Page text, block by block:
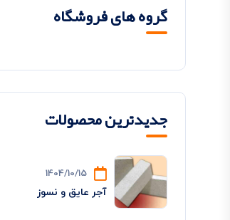
گروه های فروشگاه
جدیدترین محصولات
1404/10/15
آجر عایق و نسوز